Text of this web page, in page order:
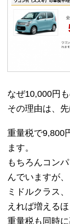
なぜ10,000円
その理由は、
重量税で9,800
ます。
もちろんコン
んでいますが、
ミドルクラス
えれば増えるほ
重量税も同時に